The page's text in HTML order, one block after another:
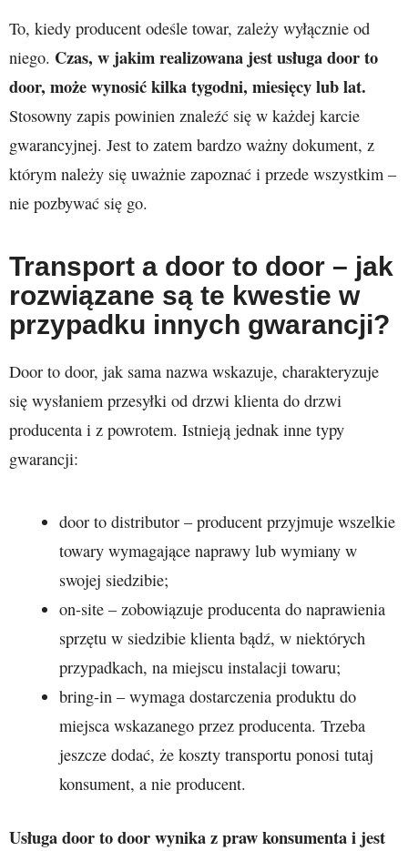
To, kiedy producent odeśle towar, zależy wyłącznie od
niego. Czas, w jakim realizowana jest usługa door to
door, może wynosić kilka tygodni, miesięcy lub lat.
Stosowny zapis powinien znaleźć się w każdej karcie
gwarancyjnej. Jest to zatem bardzo ważny dokument, z
którym należy się uważnie zapoznać i przede wszystkim –
nie pozbywać się go.
Transport a door to door – jak
rozwiązane są te kwestie w
przypadku innych gwarancji?
Door to door, jak sama nazwa wskazuje, charakteryzuje
się wysłaniem przesyłki od drzwi klienta do drzwi
producenta i z powrotem. Istnieją jednak inne typy
gwarancji:
door to distributor – producent przyjmuje wszelkie
towary wymagające naprawy lub wymiany w
swojej siedzibie;
on-site – zobowiązuje producenta do naprawienia
sprzętu w siedzibie klienta bądź, w niektórych
przypadkach, na miejscu instalacji towaru;
bring-in – wymaga dostarczenia produktu do
miejsca wskazanego przez producenta. Trzeba
jeszcze dodać, że koszty transportu ponosi tutaj
konsument, a nie producent.
Usługa door to door wynika z praw konsumenta i jest